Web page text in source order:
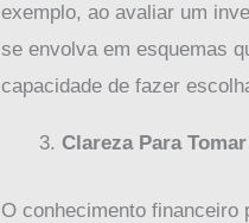
exemplo, ao avaliar um
se envolva em esquemas
capacidade de fazer
Clareza Para
O conhecimento financeiro